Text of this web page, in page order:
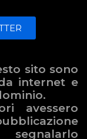
sito sono
internet e
avessero